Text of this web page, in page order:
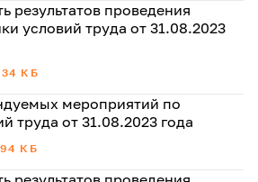
результатов проведения
условий труда от 31.08.2023
КБ
мероприятий по
труда от 31.08.2023 года
КБ